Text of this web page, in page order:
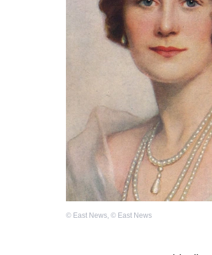
© East News, © East News